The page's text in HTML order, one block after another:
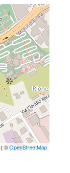
| ©OpenStreetMap